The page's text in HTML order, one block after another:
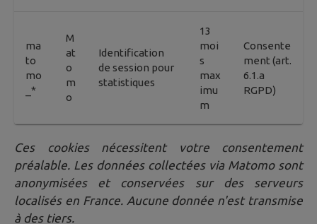
ma
to
mo
_*
M
at
o
m
o
Identification
de session pour
statistiques
13
moi
s
max
imu
m
Consente
ment (art.
6.1.a
RGPD)
Ces cookies nécessitent votre consentement
préalable. Les données collectées via Matomo sont
anonymisées et conservées sur des serveurs
localisés en France. Aucune donnée n'est transmise
à des tiers.